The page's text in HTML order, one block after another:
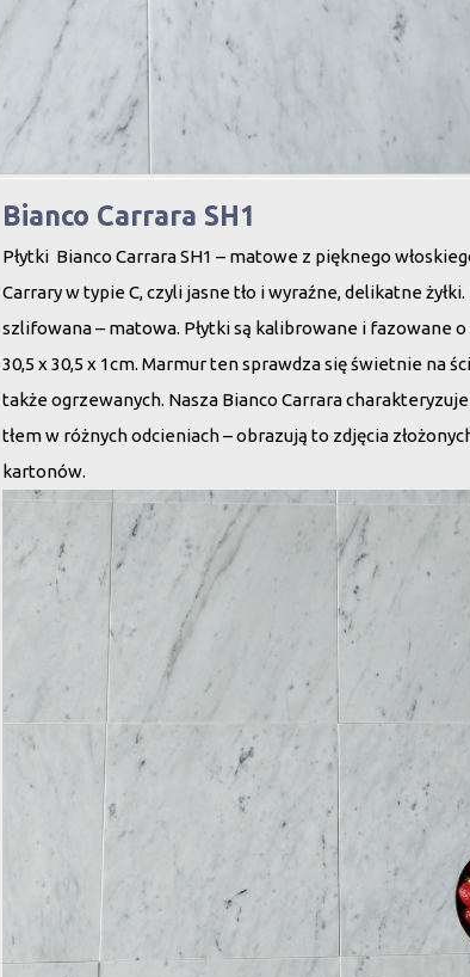
Bianco Carrara SH1
Płytki Bianco Carrara SH1 – matowe z pięknego
Carrary w typie C, czyli jasne tło i wyraźne, delikatne
szlifowana – matowa. Płytki są kalibrowane i fazowane
30,5 x 30,5 x 1cm. Marmur ten sprawdza się świetnie na
także ogrzewanych. Nasza Bianco Carrara
tłem w różnych odcieniach – obrazują to zdjęcia
kartonów.